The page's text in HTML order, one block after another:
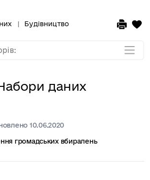
Будівництво
даних
10.06.2020
громадських вбиралень